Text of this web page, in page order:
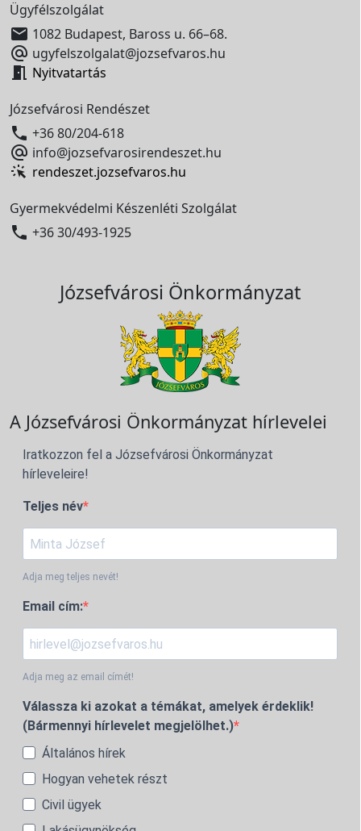
Ügyfélszolgálat
 1082 Budapest, Baross u. 66–68.
 ugyfelszolgalat@jozsefvaros.hu
 Nyitvatartás
Józsefvárosi Rendészet
 +36 80/204-618
 info@jozsefvarosirendeszet.hu
rendeszet.jozsefvaros.hu
Gyermekvédelmi Készenléti Szolgálat
 +36 30/493-1925
Józsefvárosi Önkormányzat
A Józsefvárosi Önkormányzat hírlevelei
Iratkozzon fel a Józsefvárosi Önkormányzat
hírleveleire!
Teljes név
Adja meg teljes nevét!
Email cím:
Adja meg az email címét!
Válassza ki azokat a témákat, amelyek érdeklik!
(Bármennyi hírlevelet megjelölhet.)
Általános hírek
Hogyan vehetek részt
Civil ügyek